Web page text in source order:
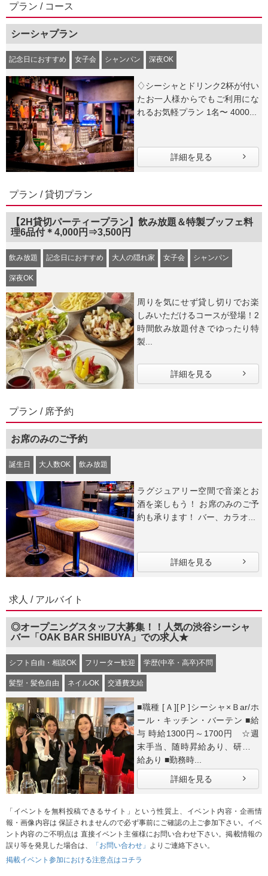
プラン / コース
シーシャプラン
記念日におすすめ 女子会 シャンパン 深夜OK
♢シーシャとドリンク2杯が付い
たお一人様からでもご利用にな
れるお気軽プラン 1名〜 4000...
詳細を見る
プラン / 貸切プラン
【2H貸切パーティープラン】飲み放題＆特製ブッフェ料
理6品付＊4,000円⇒3,500円
飲み放題 記念日におすすめ 大人の隠れ家 女子会 シャンパン
深夜OK
周りを気にせず貸し切りでお楽
しみいただけるコースが登場！2
時間飲み放題付きでゆったり特
製...
詳細を見る
プラン / 席予約
お席のみのご予約
誕生日 大人数OK 飲み放題
ラグジュアリー空間で音楽とお
酒を楽しもう！ お席のみのご予
約も承ります！ バー、カラオ...
詳細を見る
求人 / アルバイト
◎オープニングスタッフ大募集！！人気の渋谷シーシャ
バー「OAK BAR SHIBUYA」での求人★
シフト自由・相談OK フリーター歓迎 学歴(中卒・高卒)不問
髪型・髪色自由 ネイルOK 交通費支給
■職種 [Ａ][Ｐ]シーシャ×Ｂar/ホ
ール・キッチン・バーテン ■給
与 時給1300円～1700円 ☆週
末手当、随時昇給あり、研修時
給あり ■勤務時...
詳細を見る
「イベントを無料投稿できるサイト」という性質上、イベント内容・企画情
報・画像内容は 保証されませんので必ず事前にご確認の上ご参加下さい。イベ
ント内容のご不明点は 直接イベント主催様にお問い合わせ下さい。掲載情報の
誤り等を発見した場合は、
「お問い合わせ」
よりご連絡下さい。
掲載イベント参加における注意点はコチラ